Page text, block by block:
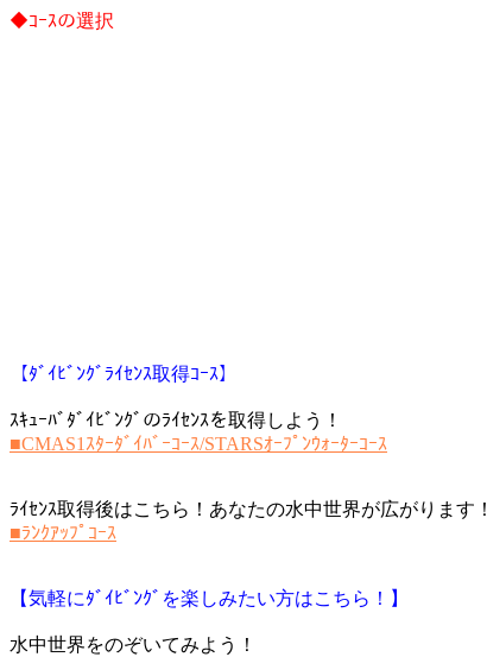
◆ｺｰｽの選択
【ﾀﾞｲﾋﾞﾝｸﾞﾗｲｾﾝｽ取得ｺｰｽ】
ｽｷｭｰﾊﾞﾀﾞｲﾋﾞﾝｸﾞのﾗｲｾﾝｽを取得しよう！
■CMAS1ｽﾀｰﾀﾞｲﾊﾞｰｺｰｽ/STARSｵｰﾌﾟﾝｳｫｰﾀｰｺｰｽ
ﾗｲｾﾝｽ取得後はこちら！あなたの水中世界が広がります！
■ﾗﾝｸｱｯﾌﾟｺｰｽ
【気軽にﾀﾞｲﾋﾞﾝｸﾞを楽しみたい方はこちら！】
水中世界をのぞいてみよう！